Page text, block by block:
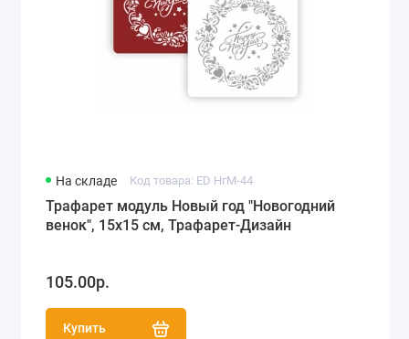
На складе Код товара: ED НгМ-44
Трафарет модуль Новый год "Новогодний
венок", 15х15 см, Трафарет-Дизайн
105.00р.
Купить